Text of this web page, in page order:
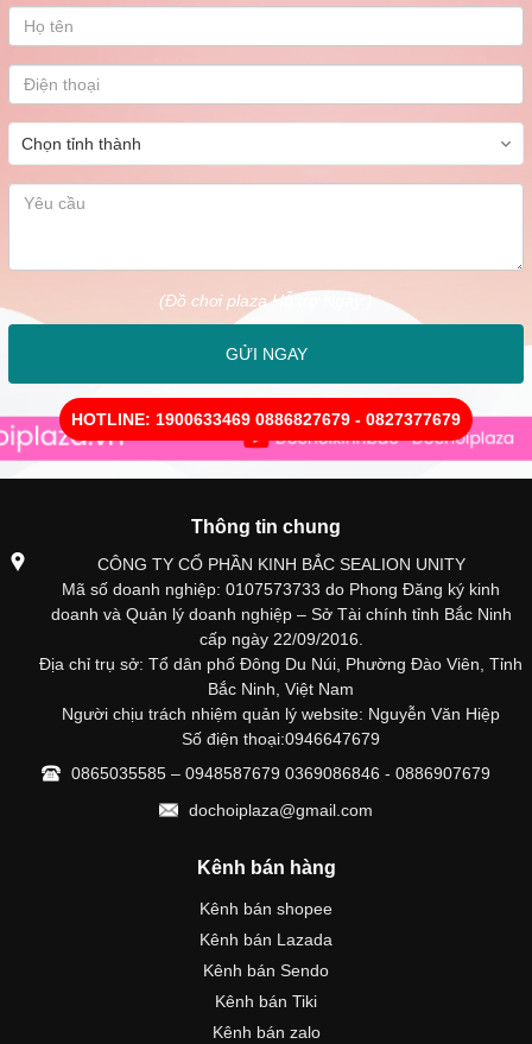
(Đồ chơi plaza Hỗ trợ Ngay )
GỬI NGAY
HOTLINE: 1900633469 0886827679 - 0827377679
Thông tin chung
CÔNG TY CỔ PHẦN KINH BẮC SEALION UNITY
Mã số doanh nghiệp: 0107573733 do Phong Đăng ký kinh
doanh và Quản lý doanh nghiệp – Sở Tài chính tỉnh Bắc Ninh
cấp ngày 22/09/2016.
Địa chỉ trụ sở: Tổ dân phố Đông Du Núi, Phường Đào Viên, Tỉnh
Bắc Ninh, Việt Nam
Người chịu trách nhiệm quản lý website: Nguyễn Văn Hiệp
Số điện thoại:0946647679
0865035585 – 0948587679 0369086846 - 0886907679
dochoiplaza@gmail.com
Kênh bán hàng
Kênh bán shopee
Kênh bán Lazada
Kênh bán Sendo
Kênh bán Tiki
Kênh bán zalo